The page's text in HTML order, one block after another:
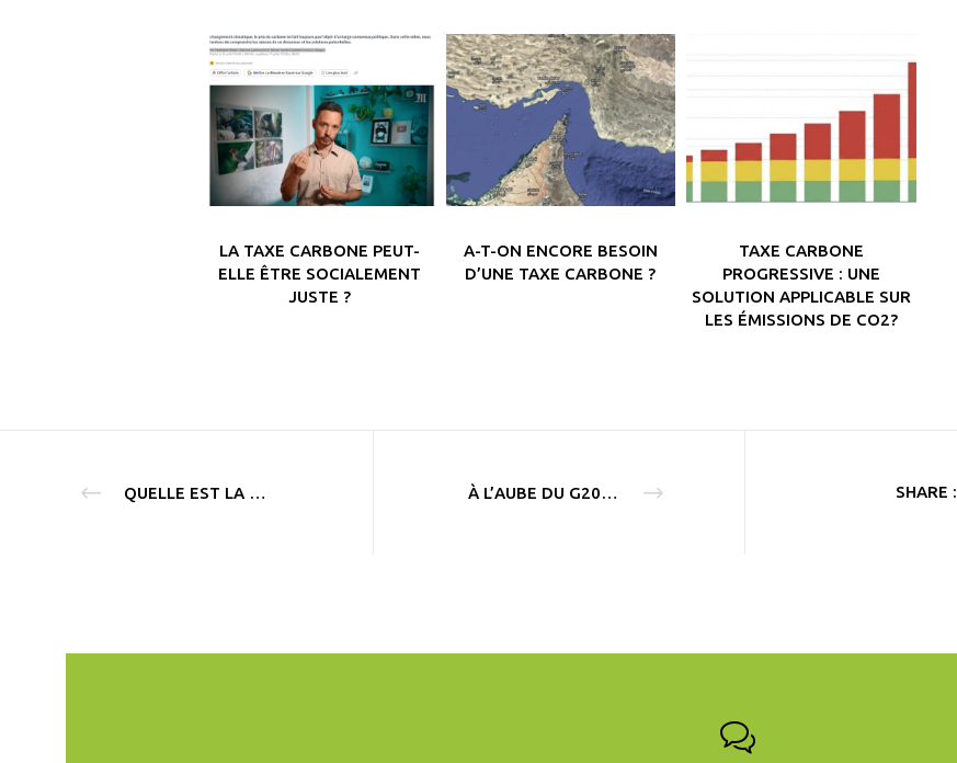
LA TAXE CARBONE PEUT-
ELLE ÊTRE SOCIALEMENT
JUSTE ?
A-T-ON ENCORE BESOIN
D’UNE TAXE CARBONE ?
TAXE CARBONE
PROGRESSIVE : UNE
SOLUTION APPLICABLE SUR
LES ÉMISSIONS DE CO2?
QUELLE EST LA MESURE QUE NOUS SOUTENONS ? À L’AUBE DU G20, PLUSIEURS ENTREPRISES SOUTIENNENT LA TARIFICATION DU CARBONE SHARE :